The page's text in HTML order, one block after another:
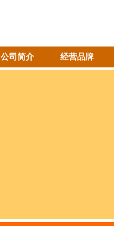
公司简介 经营品牌